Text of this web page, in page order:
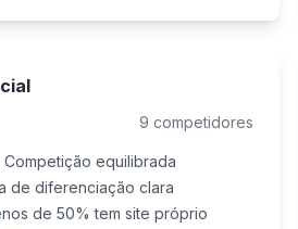
9 competidores
Competição equilibrada
de diferenciação clara
de 50% tem site próprio